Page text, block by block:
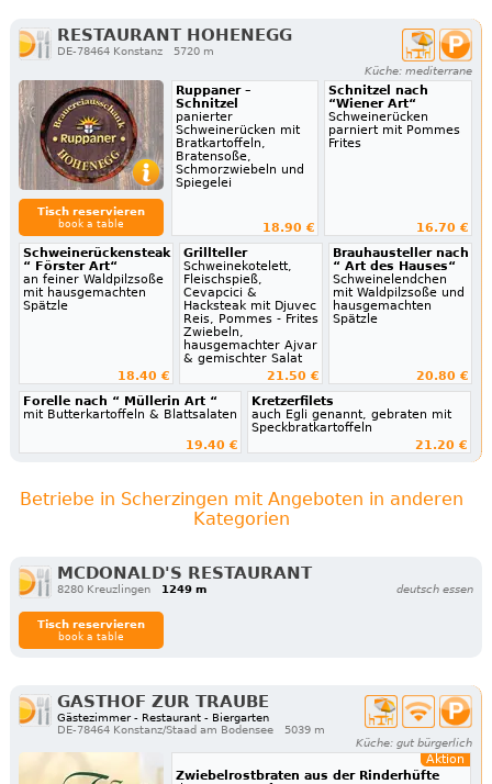
RESTAURANT HOHENEGG
DE-78464 Konstanz
5720 m
Küche: mediterrane
Tisch reservieren
book a table
Ruppaner –
Schnitzel
panierter
Schweinerücken mit
Bratkartoffeln,
Bratensoße,
Schmorzwiebeln und
Spiegelei
18.90 €
Schnitzel nach
“Wiener Art“
Schweinerücken
parniert mit Pommes
Frites
16.70 €
Schweinerückensteak
“ Förster Art“
an feiner Waldpilzsoße
mit hausgemachten
Spätzle
18.40 €
Grillteller
Schweinekotelett,
Fleischspieß,
Cevapcici &
Hacksteak mit Djuvec
Reis, Pommes - Frites
Zwiebeln,
hausgemachter Ajvar
& gemischter Salat
21.50 €
Brauhausteller nach
“ Art des Hauses“
Schweinelendchen
mit Waldpilzsoße und
hausgemachten
Spätzle
20.80 €
Forelle nach “ Müllerin Art “
mit Butterkartoffeln & Blattsalaten
19.40 €
Kretzerfilets
auch Egli genannt, gebraten mit
Speckbratkartoffeln
21.20 €
Betriebe in Scherzingen mit Angeboten in anderen
Kategorien
MCDONALD'S RESTAURANT
8280 Kreuzlingen 1249 m deutsch essen
Tisch reservieren
book a table
GASTHOF ZUR TRAUBE
Gästezimmer - Restaurant - Biergarten
DE-78464 Konstanz/Staad am Bodensee
5039 m
Küche: gut bürgerlich
Aktion
Zwiebelrostbraten aus der Rinderhüfte